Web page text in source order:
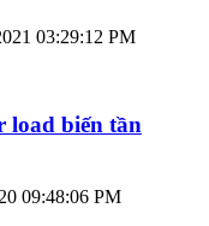
03:29:12 PM
load biến tần
09:48:06 PM